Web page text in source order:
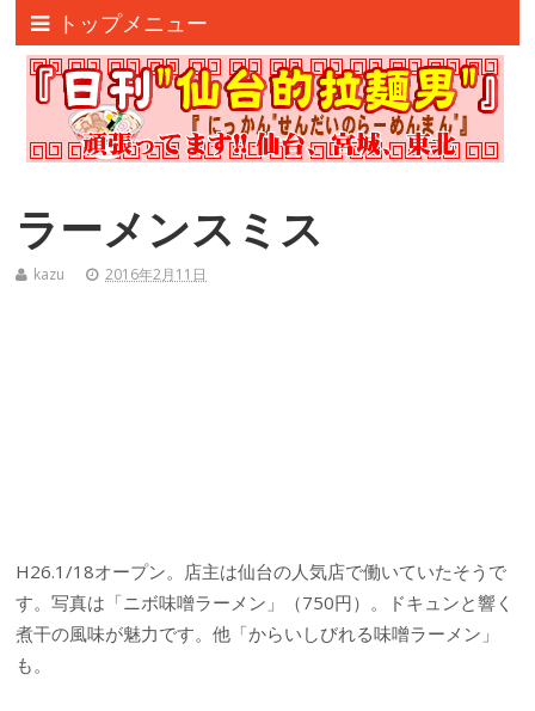
トップメニュー
ラーメンスミス
kazu 2016年2月11日
H26.1/18オープン。店主は仙台の人気店で働いていたそうで
す。写真は「ニボ味噌ラーメン」（750円）。ドキュンと響く
煮干の風味が魅力です。他「からいしびれる味噌ラーメン」
も。